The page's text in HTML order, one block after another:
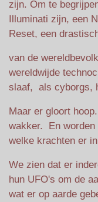
zijn. Om te
Illuminati zijn, een
Reset, een
van de
wereldwijde
slaaf, als cyborgs,
Maar er gloort
wakker. En
welke krachten er
We zien dat er
hun UFO's om de
wat er op aarde